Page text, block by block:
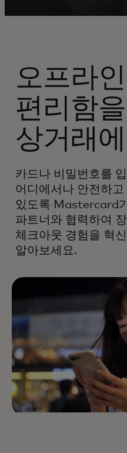
오프라
편리함
상거래
카드나 비밀번호를
어디에서나 안전하
있도록 Mastercard
파트너와 협력하여
체크아웃 경험을 혁
알아보세요.